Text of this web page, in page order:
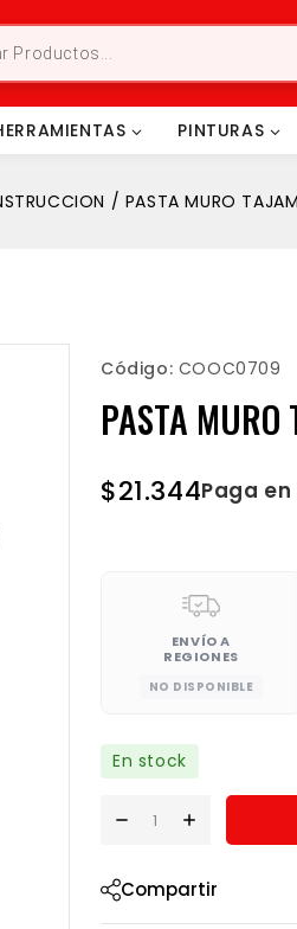
PINTURAS
/ PASTA MURO
Código: COOC0709
PASTA MURO
$21.344Paga
ENVÍO A
REGIONES
NO DISPONIBLE
En stock
Compartir